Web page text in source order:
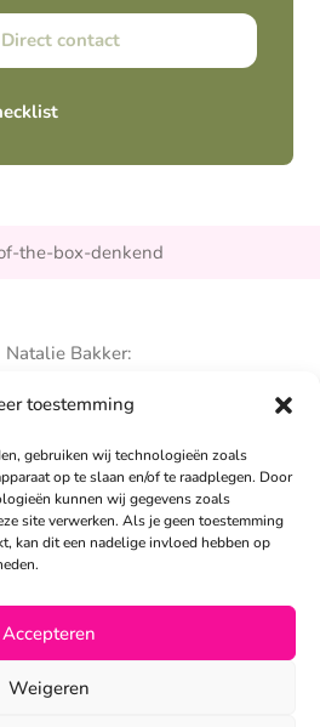
toestemming
gebruiken wij technologieën zoals
op te slaan en/of te raadplegen. Door
kunnen wij gegevens zoals
site verwerken. Als je geen toestemming
kan dit een nadelige invloed hebben op
Accepteren
Weigeren
contact
the-box-denkend
Persoonlijk
Natalie Bakker:
info@alertpromotie.nl
Sandra Peters:
06 – 26 050 230
info@alertpromotie.nl